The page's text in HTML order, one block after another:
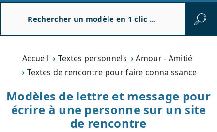
Accueil Textes personnels
Amour - Amitié
Textes de rencontre pour faire connaissance
Modèles de lettre et message pour
écrire à une personne sur un site
de rencontre